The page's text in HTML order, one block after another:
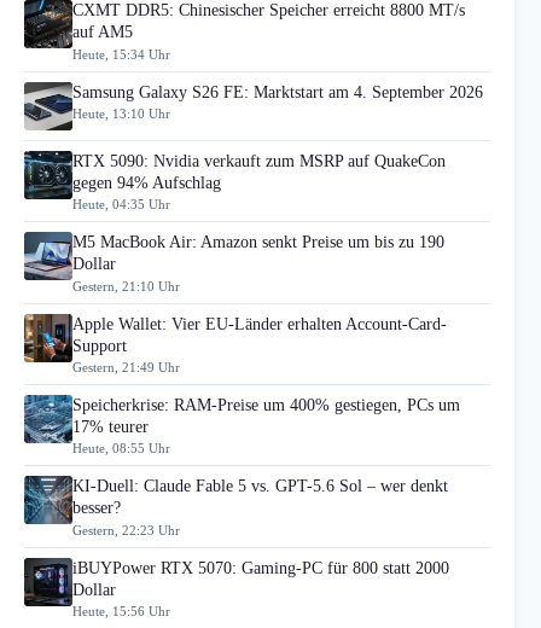
CXMT DDR5: Chinesischer Speicher erreicht 8800 MT/s
auf AM5
Heute, 15:34 Uhr
Samsung Galaxy S26 FE: Marktstart am 4. September 2026
Heute, 13:10 Uhr
RTX 5090: Nvidia verkauft zum MSRP auf QuakeCon
gegen 94% Aufschlag
Heute, 04:35 Uhr
M5 MacBook Air: Amazon senkt Preise um bis zu 190
Dollar
Gestern, 21:10 Uhr
Apple Wallet: Vier EU-Länder erhalten Account-Card-
Support
Gestern, 21:49 Uhr
Speicherkrise: RAM-Preise um 400% gestiegen, PCs um
17% teurer
Heute, 08:55 Uhr
KI-Duell: Claude Fable 5 vs. GPT-5.6 Sol – wer denkt
besser?
Gestern, 22:23 Uhr
iBUYPower RTX 5070: Gaming-PC für 800 statt 2000
Dollar
Heute, 15:56 Uhr